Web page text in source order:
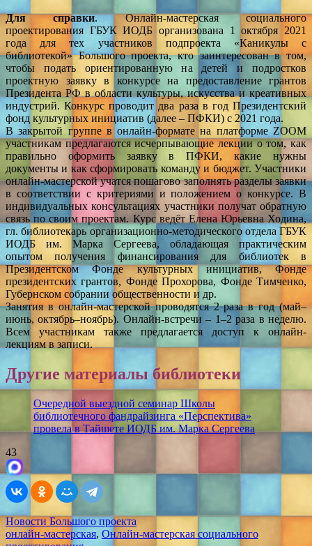
Для справки. Онлайн-мастерская социального
проектирования ГБУК ИОДБ организована 1 октября 2021
года для тех участников подпроекта «Каникулы с
библиотекой» Большого проекта, кто заинтересован в том,
чтобы подать ориентированную на детей и подростков
проектную заявку в конкурсе на предоставление грантов
Президента РФ в области культуры, искусства и креативных
индустрий. Конкурс проводит два раза в год Президентский
фонд культурных инициатив (далее – ПФКИ) с 2021 года.
В закрытой группе в онлайн-формате на платформе ZOOM
участникам предлагаются исчерпывающие лекции о том, как
правильно оформить заявку в ПФКИ, какие нужны
документы и как сформировать команду и бюджет. Участники
онлайн-мастерской учатся пошагово заполнять разделы заявки
в соответствии с критериями и положением о конкурсе. В
индивидуальных консультациях участники получат обратную
связь по своим проектам. Курс ведёт Елена Юрьевна Ходина,
гл. библиотекарь организационно-методического отдела ГБУК
ИОДБ им. Марка Сергеева, обладающая практическим
опытом получения финансирования для библиотек в
Президентском Фонде культурных инициатив, Фонде
президентских грантов, Фонде Прохорова, Фонде Тимченко,
Губернском собрании общественности и др.
Занятия в онлайн-мастерской проводятся 2 раза в год (май–
июнь, октябрь–ноябрь). Онлайн-встречи – 1–2 раза в неделю.
Всем участникам также предлагается доступ к онлайн-
лекциям в записи.
Другие материалы библиотеки
Очередной выездной семинар Школы
библиотечного фандрайзинга «Перспектива»
провела в Тайшете ИОДБ им. Марка Сергеева
43
Новости Большого проекта
онлайн-мастерская, Онлайн-мастерская социального